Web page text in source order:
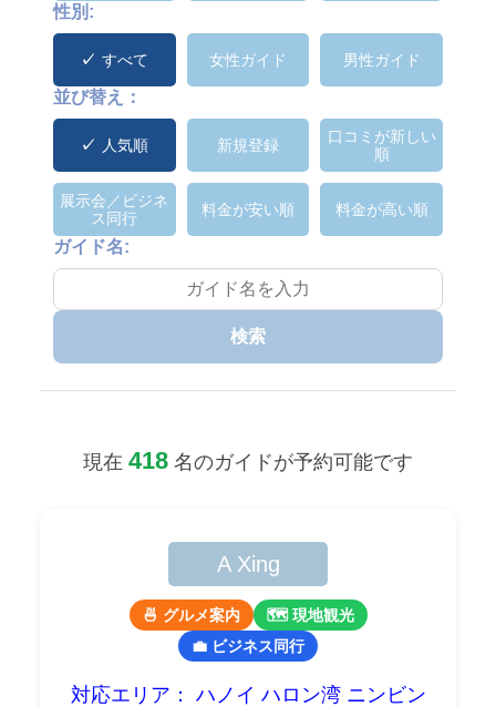
性別:
すべて 女性ガイド 男性ガイド
並び替え：
人気順 新規登録
口コミが新しい
順
展示会／ビジネ
ス同行
料金が安い順 料金が高い順
ガイド名:
検索
現在 418 名のガイドが予約可能です
A Xing
🍜 グルメ案内
🗺 現地観光
💼 ビジネス同行
対応エリア： ハノイ ハロン湾 ニンビン